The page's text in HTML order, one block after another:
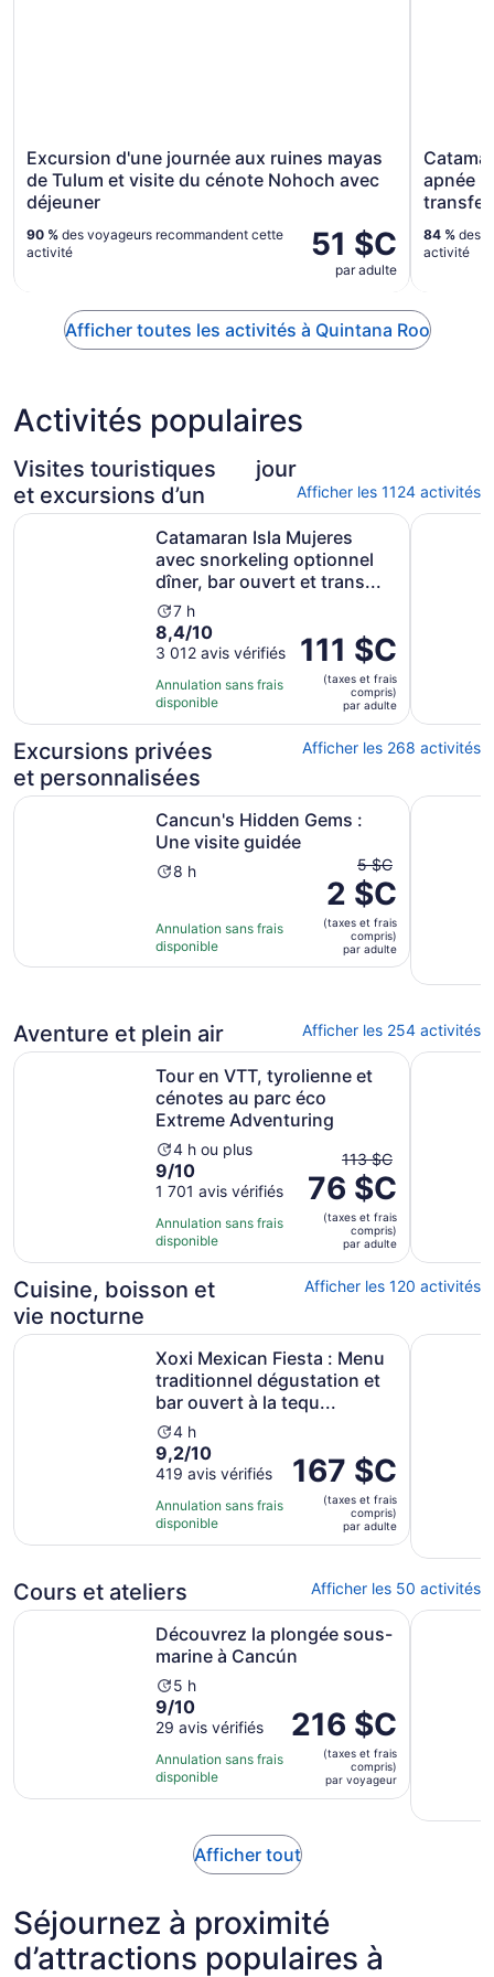
Excursion d'une journée aux ruines mayas
de Tulum et visite du cénote Nohoch avec
déjeuner
51 $C
par adulte
90 % des voyageurs recommandent cette
activité
apnée -
84 % des
activité
Afficher toutes les activités à Quintana Roo
Activités populaires
Visites touristiques
et excursions d’un
jour
Afficher les 1124 activités
Catamaran Isla Mujeres
avec snorkeling optionnel
dîner, bar ouvert et trans...
L’activité
dure
7 heures
7 h
8.4
sur
10
avec
3012 avis
8,4/10
3 012 avis vérifiés
Annulation sans frais
disponible
Le
prix
de 111 $C.
par
adulte
111 $C
(taxes et frais
compris)
par adulte
Catamaran Isla Mujeres avec snorkeling optionnel dîner,
Chichén
Excursions privées
et personnalisées
Afficher les 268 activités
Cancun's Hidden Gems :
Une visite guidée
L’activité
8 h
Annulation sans frais
disponible
Le
prix
antérieur
était
de
5 $C
prix
actuel
est
par
adulte
5 $C
2 $C
(taxes et frais
compris)
par adulte
Cancun's Hidden Gems : Une visite guidée S’ouvre dans
Visite en
Aventure et plein air Afficher les 254 activités
Tour en VTT, tyrolienne et
cénotes au parc éco
Extreme Adventuring
L’activité
dure
4 heures
4 h ou plus
9.0
sur
10
avec
1701 avis
9/10
1 701 avis vérifiés
Annulation sans frais
disponible
Le
prix
antérieur
était
de
113 $C
et
prix
actuel
est
adulte
113 $C
76 $C
(taxes et frais
compris)
par adulte
Tour en VTT, tyrolienne et cénotes au parc éco Extreme
Passage
Cuisine, boisson et
vie nocturne
Afficher les 120 activités
Xoxi Mexican Fiesta : Menu
traditionnel dégustation et
bar ouvert à la tequ...
L’activité
dure
4 heures
4 h
9.2
sur
10
avec
419 avis
9,2/10
419 avis vérifiés
Annulation sans frais
disponible
Le
prix
de 167 $C.
par
167 $C
(taxes et frais
compris)
par adulte
Xoxi Mexican Fiesta : Menu traditionnel dégustation et
Captain
Cours et ateliers Afficher les 50 activités
Découvrez la plongée sous-
marine à Cancún
L’activité
dure
5 heures
5 h
9.0
sur
10
avec
29 avis
9/10
29 avis vérifiés
Annulation sans frais
disponible
Le
prix
de 216 $C.
par
216 $C
(taxes et frais
compris)
par voyageur
Découvrez la plongée sous-marine à Cancún S’ouvre
Cours de
Afficher toutS’ouvre
nouvel
onglet
Séjournez à proximité
d’attractions populaires à